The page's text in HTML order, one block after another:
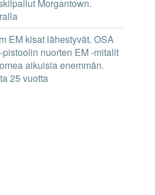
Morgantown.
EM kisat lähestyvät. OSA
nuorten EM -mitalit
aikuisia enemmän.
25 vuotta